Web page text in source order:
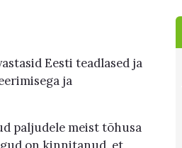
Eesti teadlased ja
ja
paljudele meist tõhusa